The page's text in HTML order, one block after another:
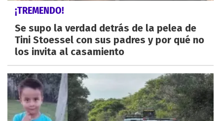
¡TREMENDO!
Se supo la verdad detrás de la pelea de
Tini Stoessel con sus padres y por qué no
los invita al casamiento